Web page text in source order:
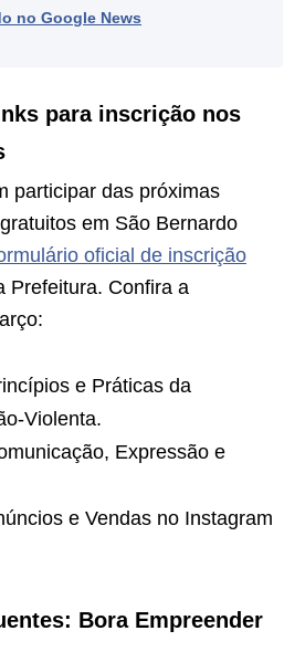
no Google News
para inscrição nos
participar das próximas
em São Bernardo
oficial de inscrição
Prefeitura. Confira a
e Práticas da
Violenta.
Expressão e
e Vendas no Instagram
Bora Empreender